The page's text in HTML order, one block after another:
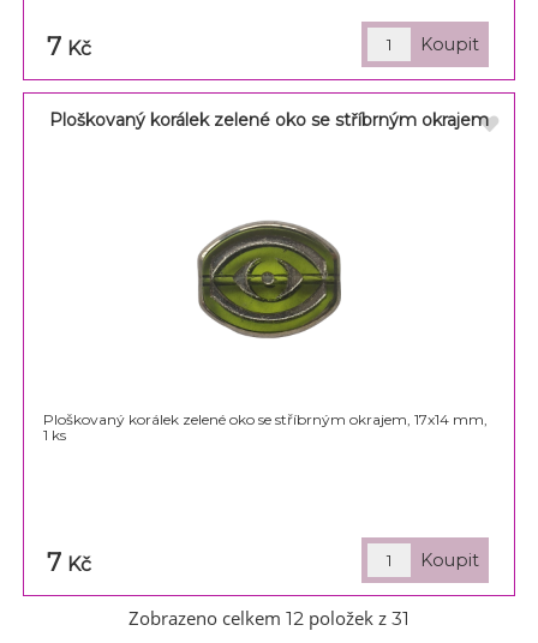
7 Kč
Ploškovaný korálek zelené oko se stříbrným okrajem
Ploškovaný korálek zelené oko se stříbrným okrajem, 17x14 mm,
1 ks
7 Kč
Zobrazeno celkem 12 položek z 31